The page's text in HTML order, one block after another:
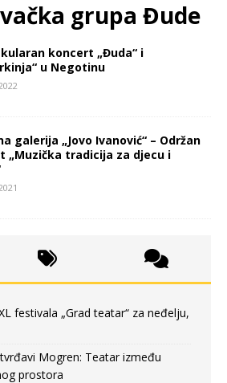
grupa Đude
koncert „Đuda“ i
u Negotinu
galerija „Jovo Ivanović“ – Održan
„Muzička tradicija za djecu i
festivala „Grad teatar“ za neđelju,
tvrđavi Mogren: Teatar između
prostora